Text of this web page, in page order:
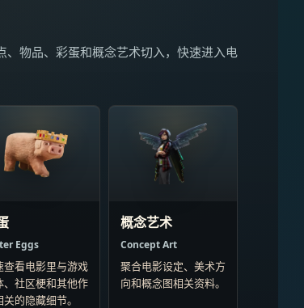
、物品、彩蛋和概念艺术切入，快速进入电
Eggs
查看电影里与游戏
、社区梗和其他作
关的隐藏细节。
概念艺术
Concept Art
聚合电影设定、美术方
向和概念图相关资料。